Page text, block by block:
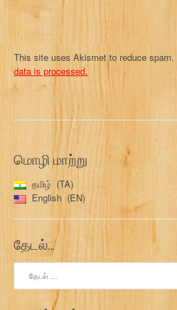
This site uses Akismet to reduce spam.
data is processed.
மொழி மாற்று
தமிழ்
TA
English
EN
தேடல்…
தேடு: